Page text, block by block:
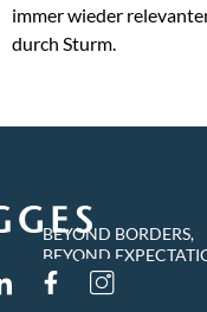
immer wieder
durch Sturm.
BEYOND BORDERS,
BEYOND